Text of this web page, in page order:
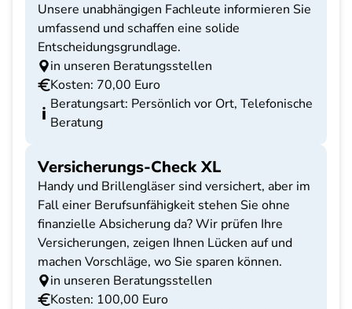
Unsere unabhängigen Fachleute informieren Sie
umfassend und schaffen eine solide
Entscheidungsgrundlage.
in unseren Beratungsstellen
Kosten: 70,00 Euro
Beratungsart: Persönlich vor Ort, Telefonische
Beratung
Versicherungs-Check XL
Handy und Brillengläser sind versichert, aber im
Fall einer Berufsunfähigkeit stehen Sie ohne
finanzielle Absicherung da? Wir prüfen Ihre
Versicherungen, zeigen Ihnen Lücken auf und
machen Vorschläge, wo Sie sparen können.
in unseren Beratungsstellen
Kosten: 100,00 Euro